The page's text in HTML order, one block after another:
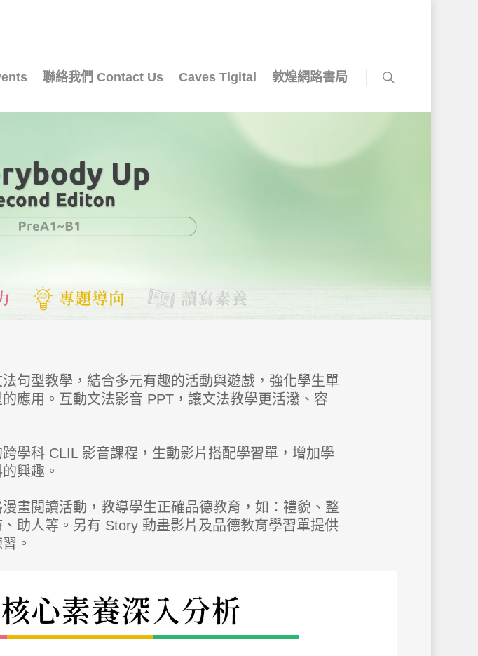
聯絡我們 Contact Us Caves Tigital 敦煌網路書局
句型教學，結合多元有趣的活動與遊戲，強化學生單
應用。互動文法影音 PPT，讓文法教學更活潑、容
學科 CLIL 影音課程，生動影片搭配學習單，增加學
興趣。
畫閱讀活動，教導學生正確品德教育，如：禮貌、整
助人等。另有 Story 動畫影片及品德教育學習單提供
。